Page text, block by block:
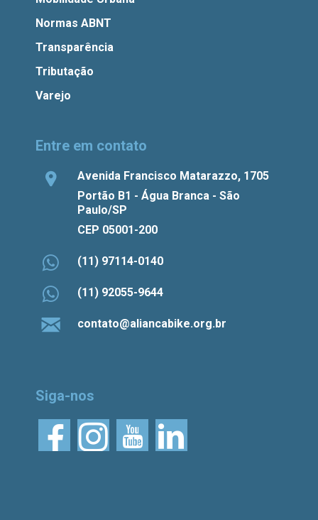
Normas ABNT
Transparência
Tributação
Varejo
Entre em contato
Avenida Francisco Matarazzo, 1705
Portão B1 - Água Branca - São
Paulo/SP
CEP 05001-200
(11) 97114-0140
(11) 92055-9644
contato@aliancabike.org.br
Siga-nos